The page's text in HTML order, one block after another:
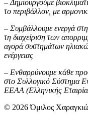
– Δημιουργούμε
το περιβάλλον, με
– Συμβάλλουμε ενεργά
τη διαχείριση των
αγορά συστημάτων
ενέργειας
– Ενθαρρύνουμε κάθε
στο Συλλογικό Σύστημα
ΕΕΑΑ (Ελληνικής
© 2026 Όμιλος